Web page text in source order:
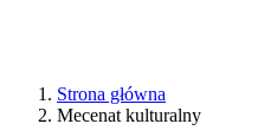
Strona główna
Mecenat kulturalny